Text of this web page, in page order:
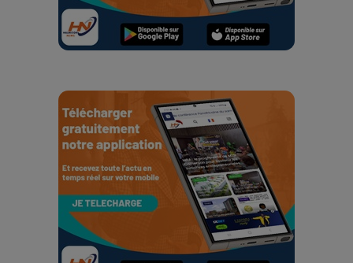
LifeStyle
Échos des collectivités